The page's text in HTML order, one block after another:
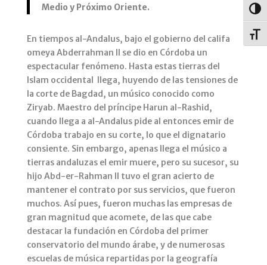
Medio y Próximo Oriente.
En tiempos al-Andalus, bajo el gobierno del califa
omeya Abderrahman II se dio en Córdoba un
espectacular fenómeno. Hasta estas tierras del
Islam occidental llega, huyendo de las tensiones de
la corte de Bagdad, un músico conocido como
Ziryab. Maestro del príncipe Harun al-Rashid,
cuando llega a al-Andalus pide al entonces emir de
Córdoba trabajo en su corte, lo que el dignatario
consiente. Sin embargo, apenas llega el músico a
tierras andaluzas el emir muere, pero su sucesor, su
hijo Abd-er-Rahman II tuvo el gran acierto de
mantener el contrato por sus servicios, que fueron
muchos. Así pues, fueron muchas las empresas de
gran magnitud que acomete, de las que cabe
destacar la fundación en Córdoba del primer
conservatorio del mundo árabe, y de numerosas
escuelas de música repartidas por la geografía